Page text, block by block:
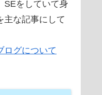
SEをしていて身
主な記事にして
ログについて